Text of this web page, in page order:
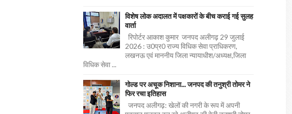
विशेष लोक अदालत में पक्षकारों के बीच कराई गई सुलह
वार्ता
रिपोर्टर आकाश कुमार जनपद अलीगढ़ 29 जुलाई
2026 : उ0प्र0 राज्य विधिक सेवा प्राधिकरण,
लखनऊ एवं माननीय जिला न्यायाधीश/अध्यक्ष,जिला
विधिक सेवा ...
गोल्ड पर अचूक निशाना... जनपद की तनुश्री तोमर ने
फिर रचा इतिहास
जनपद अलीगढ़: खेलों की नगरी के रूप में अपनी